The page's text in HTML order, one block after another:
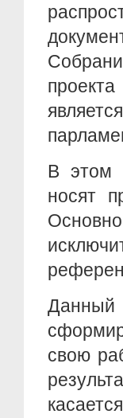
В этом
носят
Данный
свою